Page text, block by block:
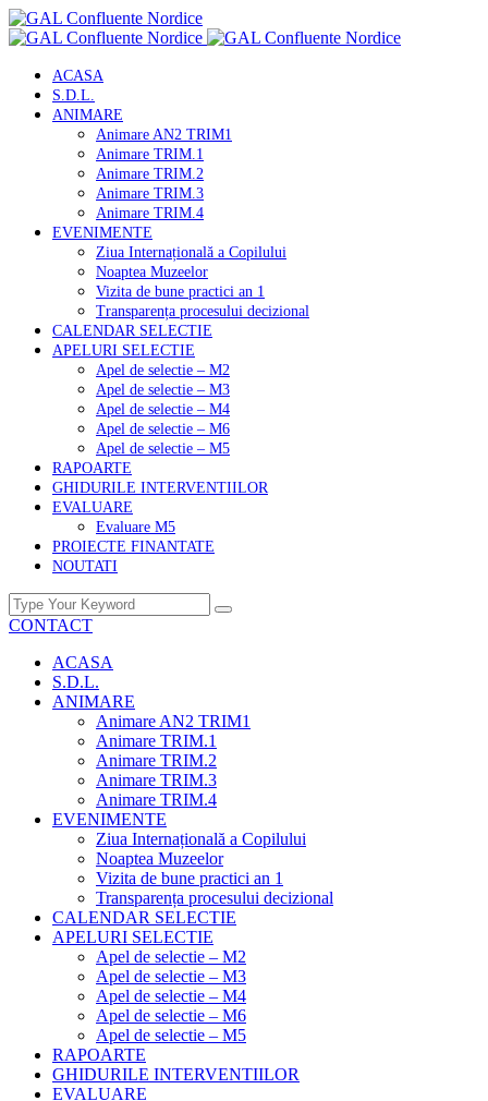
ACASA
S.D.L.
ANIMARE
Animare AN2 TRIM1
Animare TRIM.1
Animare TRIM.2
Animare TRIM.3
Animare TRIM.4
EVENIMENTE
Ziua Internațională a Copilului
Noaptea Muzeelor
Vizita de bune practici an 1
Transparența procesului decizional
CALENDAR SELECTIE
APELURI SELECTIE
Apel de selectie – M2
Apel de selectie – M3
Apel de selectie – M4
Apel de selectie – M6
Apel de selectie – M5
RAPOARTE
GHIDURILE INTERVENTIILOR
EVALUARE
Evaluare M5
PROIECTE FINANTATE
NOUTATI
CONTACT
ACASA
S.D.L.
ANIMARE
Animare AN2 TRIM1
Animare TRIM.1
Animare TRIM.2
Animare TRIM.3
Animare TRIM.4
EVENIMENTE
Ziua Internațională a Copilului
Noaptea Muzeelor
Vizita de bune practici an 1
Transparența procesului decizional
CALENDAR SELECTIE
APELURI SELECTIE
Apel de selectie – M2
Apel de selectie – M3
Apel de selectie – M4
Apel de selectie – M6
Apel de selectie – M5
RAPOARTE
GHIDURILE INTERVENTIILOR
EVALUARE